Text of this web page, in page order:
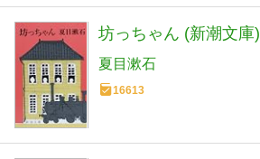
坊っちゃん (新潮文庫)
夏目漱石
16613